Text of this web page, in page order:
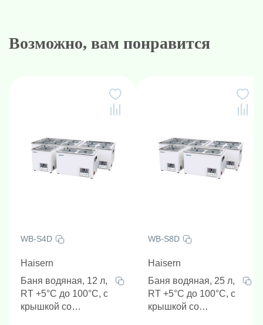
Возможно, вам понравится
WB-S4D
Haisern
Баня водяная, 12 л,
RT +5°C до 100°C, с
крышкой со
WB-S8D
Haisern
Баня водяная, 25 л,
RT +5°C до 100°C, с
крышкой со